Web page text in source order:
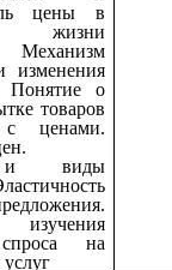
цены в
жизни
изменения
Понятие о
товаров
ценами.
и виды
изучения
спроса на